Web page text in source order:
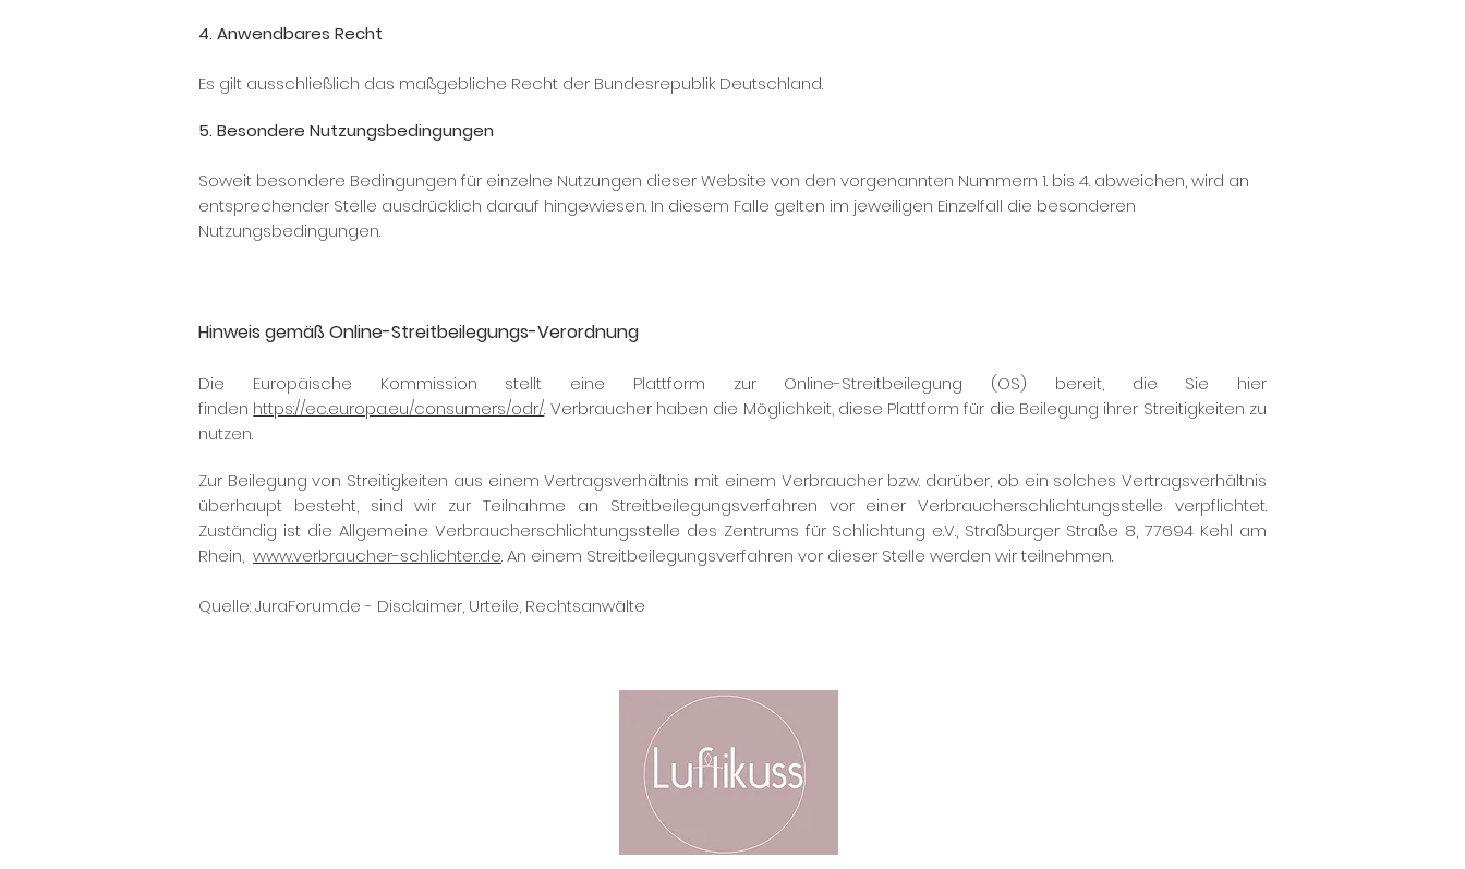
4. Anwendbares Recht
Es gilt ausschließlich das maßgebliche Recht der Bundesrepublik Deutschland.
5. Besondere Nutzungsbedingungen
Soweit besondere Bedingungen für einzelne Nutzungen dieser Website von den vorgenannten Nummern 1. bis 4. abweichen, wird an
entsprechender Stelle ausdrücklich darauf hingewiesen. In diesem Falle gelten im jeweiligen Einzelfall die besonderen
Nutzungsbedingungen.
Hinweis gemäß Online-Streitbeilegungs-Verordnung
Die Europäische Kommission stellt eine Plattform zur Online-Streitbeilegung (OS) bereit, die Sie hier
finden https://ec.europa.eu/consumers/odr/. Verbraucher haben die Möglichkeit, diese Plattform für die Beilegung ihrer Streitigkeiten zu
nutzen.
Zur Beilegung von Streitigkeiten aus einem Vertragsverhältnis mit einem Verbraucher bzw. darüber, ob ein solches Vertragsverhältnis
überhaupt besteht, sind wir zur Teilnahme an Streitbeilegungsverfahren vor einer Verbraucherschlichtungsstelle verpflichtet.
Zuständig ist die Allgemeine Verbraucherschlichtungsstelle des Zentrums für Schlichtung e.V., Straßburger Straße 8, 77694 Kehl am
Rhein, www.verbraucher-schlichter.de. An einem Streitbeilegungsverfahren vor dieser Stelle werden wir teilnehmen.
Quelle: JuraForum.de - Disclaimer, Urteile, Rechtsanwälte